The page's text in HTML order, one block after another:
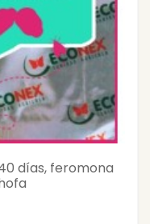
días, feromona